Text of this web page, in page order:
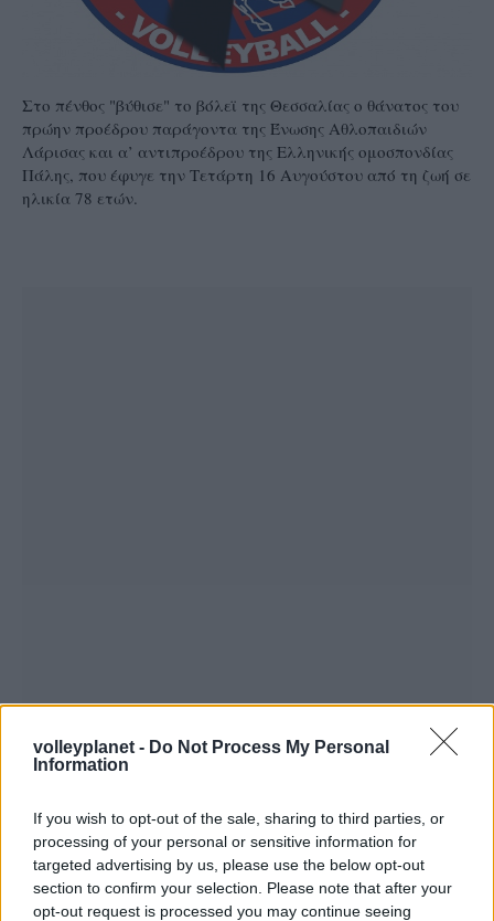
volleyplanet - Do Not Process My Personal
Information
If you wish to opt-out of the sale, sharing to third parties, or
processing of your personal or sensitive information for
targeted advertising by us, please use the below opt-out
section to confirm your selection. Please note that after your
opt-out request is processed you may continue seeing
Στο πένθος "βύθισε" το βόλεϊ της Θεσσαλίας ο θάνατος του
πρώην προέδρου παράγοντα της Ένωσης Αθλοπαιδιών
Λάρισας και α’ αντιπροέδρου της Ελληνικής ομοσπονδίας
Πάλης, που έφυγε την Τετάρτη 16 Αυγούστου από τη ζωή σε
ηλικία 78 ετών.